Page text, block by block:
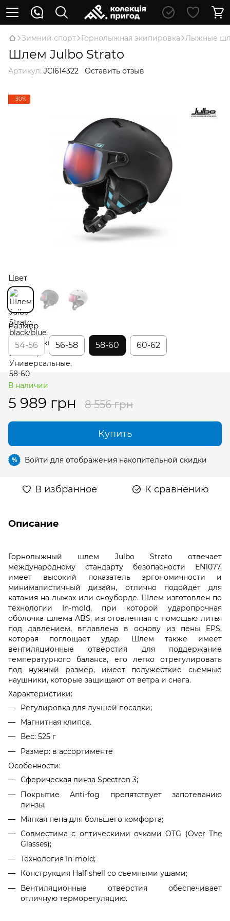
Зимний спорт Горнолыжная экипировка Лыжные
Шлем Julbo Strato
Артикул: JCI614322 Оставить отзыв
−30%
Цвет
Размер
54-56
56-58 58-60 60-62
В наличии
5 989 грн 8 556 грн
Купить
% Войти для отображения накопительной скидки
В избранное К сравнению
Описание
Горнолыжный шлем Julbo Strato отвечает
международному стандарту безопасности EN1077,
имеет высокий показатель эргономичности и
минималистичный дизайн, отлично подойдет для
катания на лыжах или сноуборде. Шлем изготовлен по
технологии In-mold, при которой ударопрочная
оболочка шлема ABS, изготовленная с помощью литья
под давлением, вплавлена в основу из пены EPS,
которая поглощает удар. Шлем также имеет
вентиляционные отверстия для поддержание
температурного баланса, его легко отрегулировать
под нужный размер, имеет полужесткие сьемные
наушники, которые защищают от ветра и снега.
Характеристики:
Регулировка для лучшей посадки;
Магнитная клипса.
Вес: 525 г
Размер: в ассортименте
Особенности:
Сферическая линза Spectron 3;
Покрытие Anti-fog препятствует запотеванию
линзы;
Мягкая пена для большего комфорта;
Совместима с оптическими очками OTG (Over The
Glasses);
Технология In-mold;
Конструкция Half shell со съемными ушами;
Вентиляционные отверстия обеспечивает
отличную терморегуляцию.